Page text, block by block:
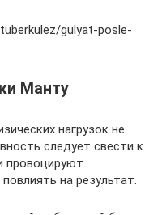
gulyat-posle-
Манту
нагрузок не
следует свести к
провоцируют
на результат.